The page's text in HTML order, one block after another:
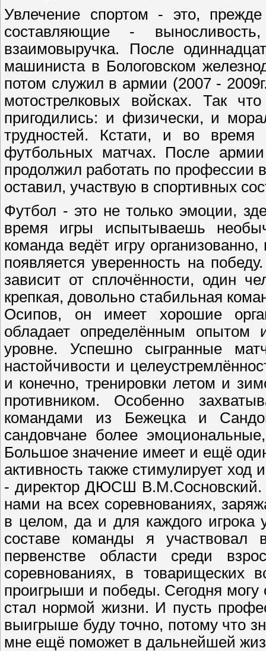
Увлечение спортом - это,
составляющие -
взаимовыручка. После
машиниста в Бологовском
потом служил в армии (2007 -
мотострелковых войсках. Так
пригодились: и физически, и
трудностей. Кстати, и во
футбольных матчах. После
продолжил работать по профессии
оставил, участвую в спортивных
Футбол - это не только эмоции,
время игры испытываешь
команда ведёт игру
появляется уверенность на
зависит от сплочённости, один
крепкая, довольно стабильная
Осипов, он имеет хорошие
обладает определённым опытом
уровне. Успешно сыгранные
настойчивости и
и конечно, тренировки летом и
противником. Особенно
командами из Бежецка и
сандовчане более
Большое значение имеет и ещё
активность также стимулирует
- директор ДЮСШ В.М.Сосновский.
нами на всех соревнованиях,
в целом, да и для каждого игрока
составе команды я
первенстве области среди
соревнованиях, в товарищеских
проигрыши и победы. Сегодня могу
стал нормой жизни. И пусть
выигрыше буду точно, потому что
мне ещё поможет в дальнейшей